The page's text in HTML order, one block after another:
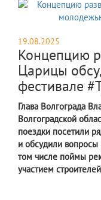
19.08.2025
Концепцию
Царицы
фестивале
Глава Волгограда
Волгоградской
поездки посетили
и обсудили вопросы
том числе поймы
участием